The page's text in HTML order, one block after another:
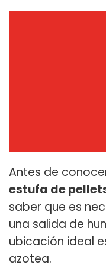
Antes de
estufa de
saber que es
una salida de
ubicación ideal
azotea.